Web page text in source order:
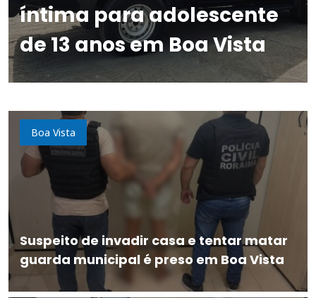
íntima para adolescente
de 13 anos em Boa Vista
Boa Vista
Suspeito de invadir casa e tentar matar
guarda municipal é preso em Boa Vista